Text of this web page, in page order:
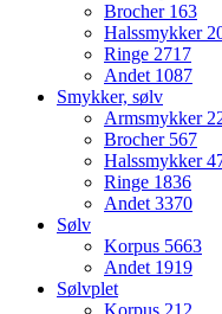
Brocher 163
Halssmykker
Ringe 2717
Andet 1087
Smykker, sølv
Armsmykker
Brocher 567
Halssmykker
Ringe 1836
Andet3370
Sølv
Korpus 5663
Andet 1919
Sølvplet